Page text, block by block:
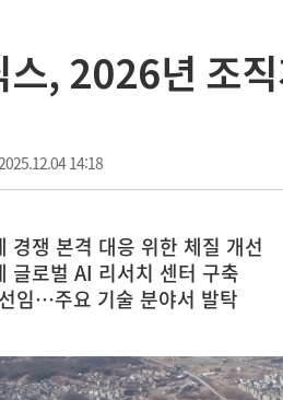
스, 2026년 조
14:18
경쟁 본격 대응 위한 체질 개선
글로벌 AI 리서치 센터 구축
임…주요 기술 분야서 발탁